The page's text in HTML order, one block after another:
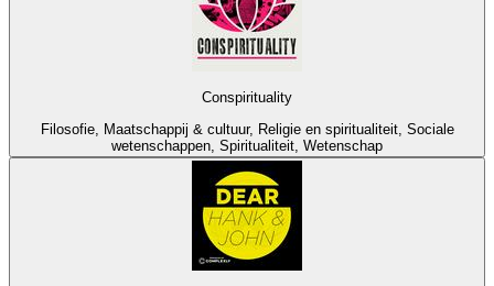
Conspirituality
Filosofie, Maatschappij & cultuur, Religie en spiritualiteit, Sociale
wetenschappen, Spiritualiteit, Wetenschap